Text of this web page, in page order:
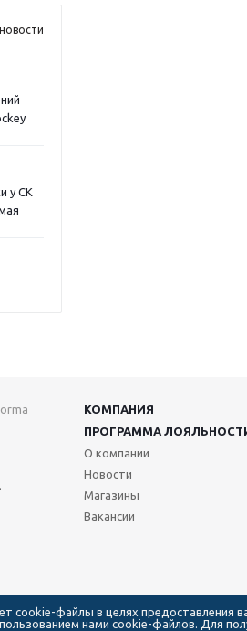
у СК
КОМПАНИЯ
ПРОГРАММА
О компании
Новости
Магазины
Вакансии
cookie-файлы в целях предоставления
нами cookie-файлов. Для